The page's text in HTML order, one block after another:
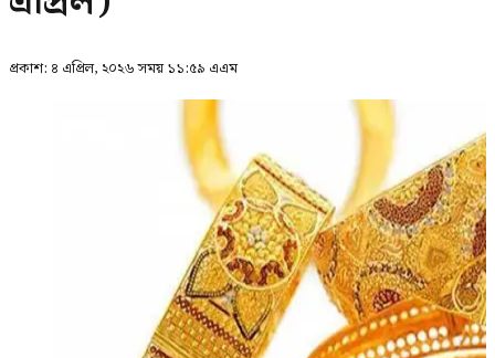
প্রকাশ: ৪ এপ্রিল, ২০২৬ সময় ১১:৫৯ এএম